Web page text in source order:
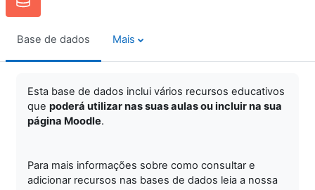
Base de dados Mais
Esta base de dados inclui vários recursos educativos
que poderá utilizar nas suas aulas ou incluir na sua
página Moodle.
Para mais informações sobre como consultar e
adicionar recursos nas bases de dados leia a nossa